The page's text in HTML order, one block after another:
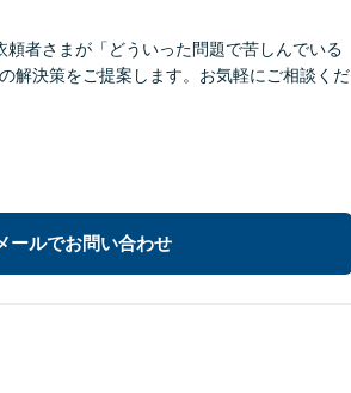
頼者さまが「どういった問題で苦しんでいる
解決策をご提案します。お気軽にご相談くだ
ールでお問い合わせ